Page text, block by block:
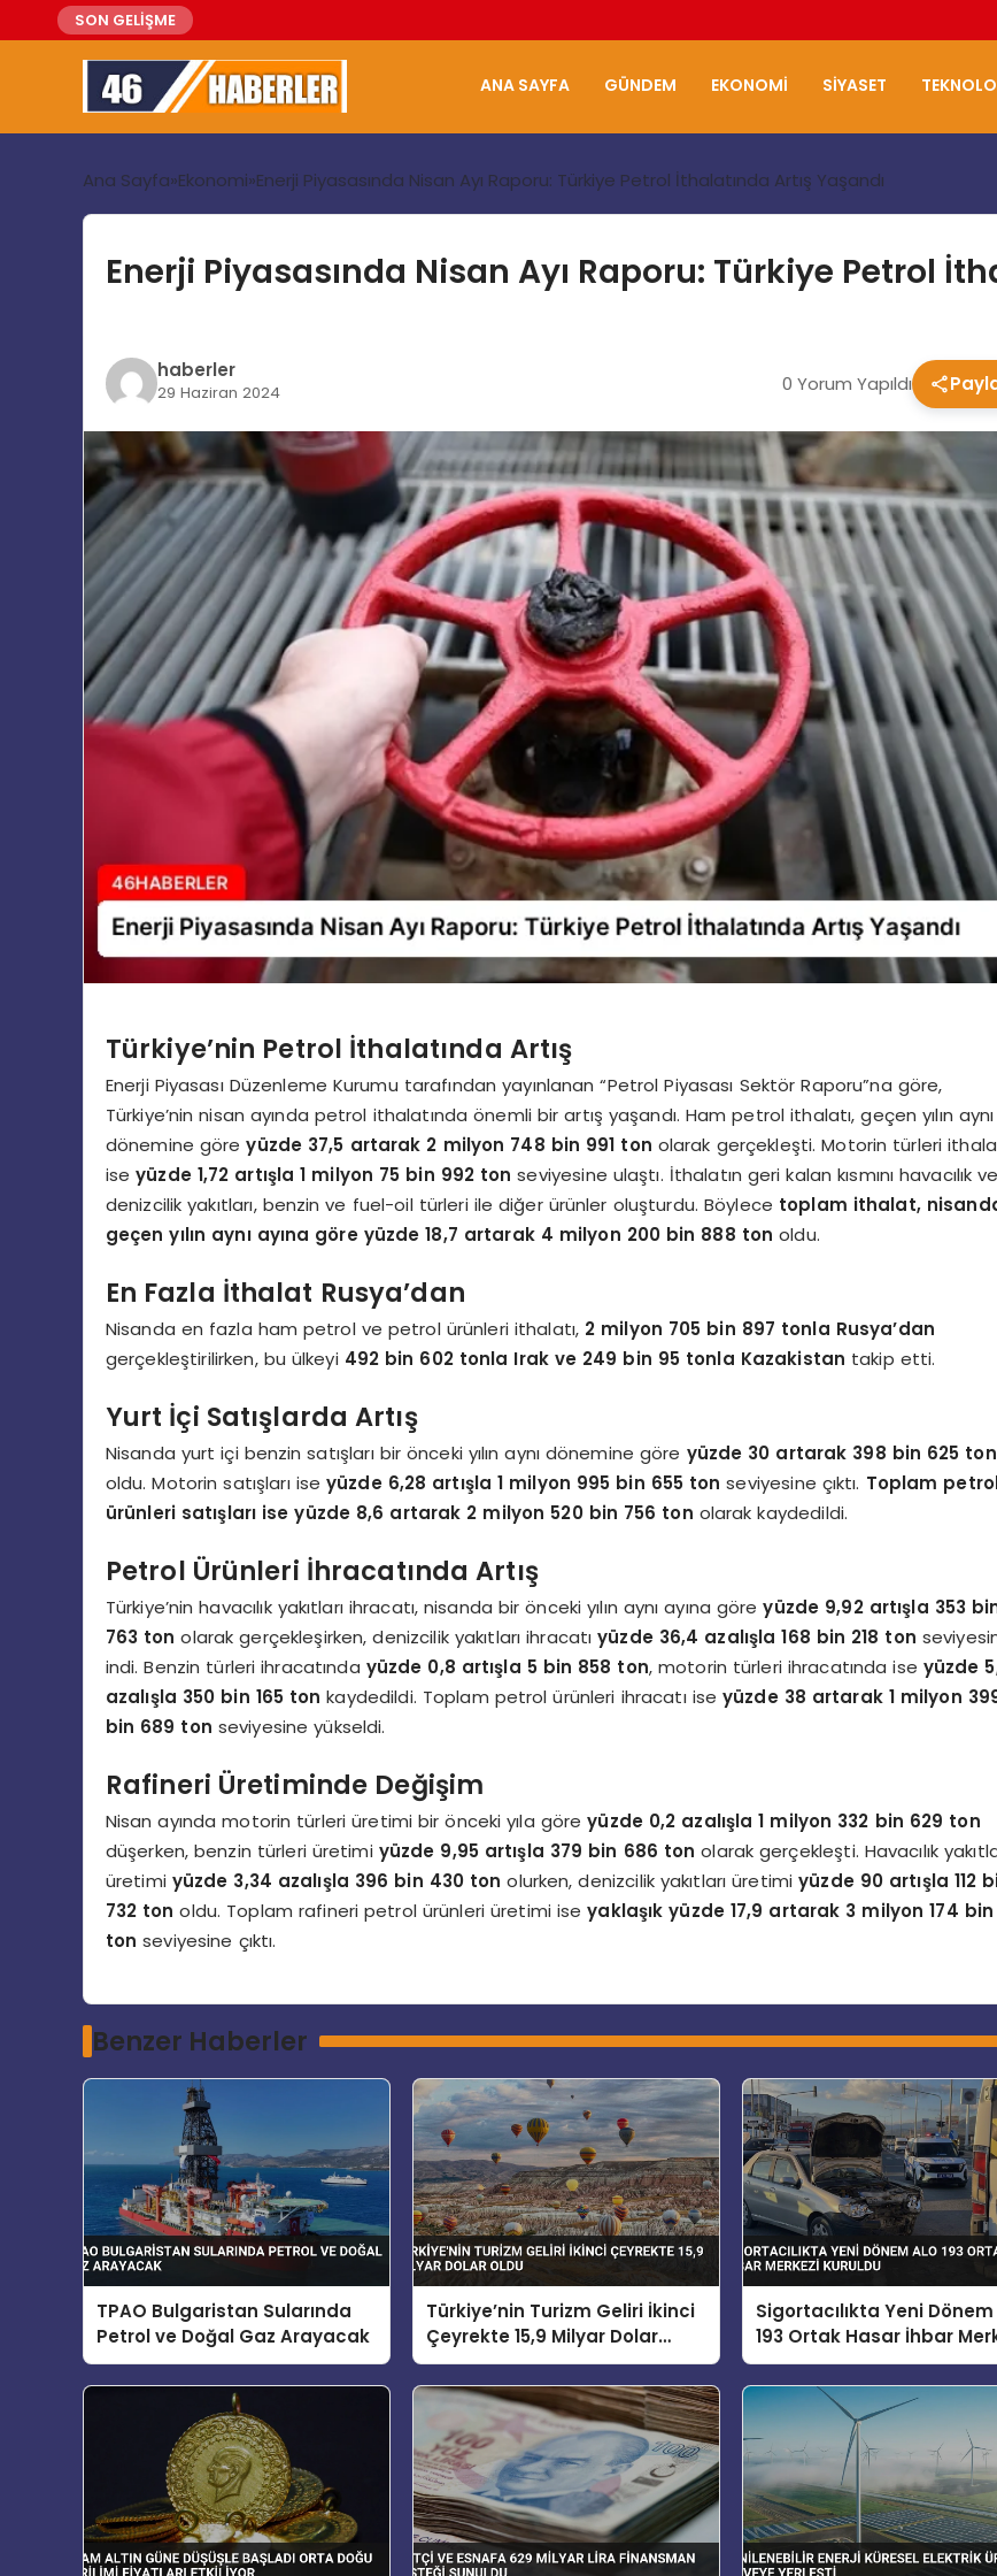
SON GELİŞME
ANA SAYFA GÜNDEM EKONOMI SIYASET
Ana Sayfa Ekonomi Enerji Piyasasında Nisan Ayı Raporu: Türkiye Petrol İthalatında Artış Yaşandı
Enerji Piyasasında Nisan Ayı Raporu: Türkiye Petrol
haberler
29 Haziran 2024 0 Yorum Yapıldı
Türkiye’nin Petrol İthalatında Artış
Enerji Piyasası Düzenleme Kurumu tarafından yayınlanan “Petrol Piyasası Sektör Raporu”na göre,
Türkiye’nin nisan ayında petrol ithalatında önemli bir artış yaşandı. Ham petrol ithalatı, geçen yılın aynı
dönemine göreyüzde 37,5 artarak 2 milyon 748 bin 991 ton olarak gerçekleşti. Motorin türleri
iseyüzde 1,72 artışla 1 milyon 75 bin 992 ton seviyesine ulaştı. İthalatın geri kalan kısmını havacılık ve
denizcilik yakıtları, benzin ve fuel-oil türleri ile diğer ürünler oluşturdu. Böylece toplam ithalat,
geçen yılın aynı ayına göre yüzde 18,7 artarak 4 milyon 200 bin 888 ton oldu.
En Fazla İthalat Rusya’dan
Nisanda en fazla ham petrol ve petrol ürünleri ithalatı, 2 milyon 705 bin 897 tonla Rusya’dan
gerçekleştirilirken, bu ülkeyi 492 bin 602 tonla Irak ve 249 bin 95 tonla Kazakistan takip etti.
Yurt İçi Satışlarda Artış
Nisanda yurt içi benzin satışları bir önceki yılın aynı dönemine göre yüzde 30 artarak 398 bin 625 ton
oldu. Motorin satışları ise yüzde 6,28 artışla 1 milyon 995 bin 655 ton seviyesine çıktı. Toplam
ürünleri satışları ise yüzde 8,6 artarak 2 milyon 520 bin 756 ton olarak kaydedildi.
Petrol Ürünleri İhracatında Artış
Türkiye’nin havacılık yakıtları ihracatı, nisanda bir önceki yılın aynı ayına göreyüzde 9,92 artışla 353
763 ton olarak gerçekleşirken, denizcilik yakıtları ihracatıyüzde 36,4 azalışla 168 bin 218 ton
indi. Benzin türleri ihracatında yüzde 0,8 artışla 5 bin 858 ton, motorin türleri ihracatında ise yüzde
azalışla 350 bin 165 ton kaydedildi. Toplam petrol ürünleri ihracatı ise yüzde 38 artarak 1 milyon
bin 689 ton seviyesine yükseldi.
Rafineri Üretiminde Değişim
Nisan ayında motorin türleri üretimi bir önceki yıla göreyüzde 0,2 azalışla 1 milyon 332 bin 629 ton
düşerken, benzin türleri üretimi yüzde 9,95 artışla 379 bin 686 ton olarak gerçekleşti. Havacılık
üretimi yüzde 3,34 azalışla 396 bin 430 ton olurken, denizcilik yakıtları üretimiyüzde 90 artışla 112
732 ton oldu. Toplam rafineri petrol ürünleri üretimi iseyaklaşık yüzde 17,9 artarak 3 milyon 174
ton seviyesine çıktı.
Benzer Haberler
TPAO Bulgaristan Sularında
Petrol ve Doğal Gaz Arayacak
Türkiye’nin Turizm Geliri İkinci
Çeyrekte 15,9 Milyar Dolar
Oldu
Sigortacılıkta Yeni
193 Ortak Hasar İhbar
Kuruldu